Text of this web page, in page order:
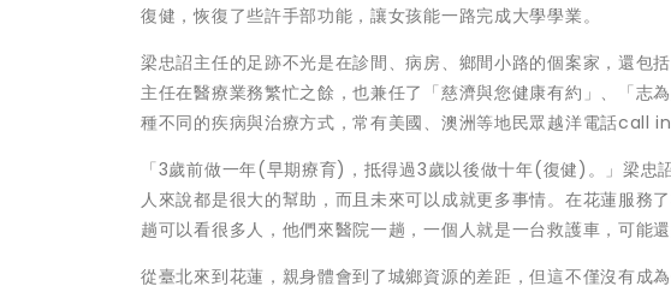
復健，恢復了些許手部功能，讓女孩能一路完成大學學業。
梁忠詔主任的足跡不光是在診間、病房、鄉間小路的個案家，還包
主任在醫療業務繁忙之餘，也兼任了「慈濟與您健康有約」、「志
種不同的疾病與治療方式，常有美國、澳洲等地民眾越洋電話call
「3歲前做一年(早期療育)，抵得過3歲以後做十年(復健)。」梁忠
人來說都是很大的幫助，而且未來可以成就更多事情。在花蓮服務
趟可以看很多人，他們來醫院一趟，一個人就是一台救護車，可能
從臺北來到花蓮，親身體會到了城鄉資源的差距，但這不僅沒有成